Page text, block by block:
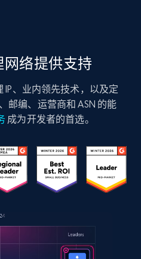
络提供支持
、业内领先技术，以及定
邮编、运营商和 ASN 的能
成为开发者的首选。